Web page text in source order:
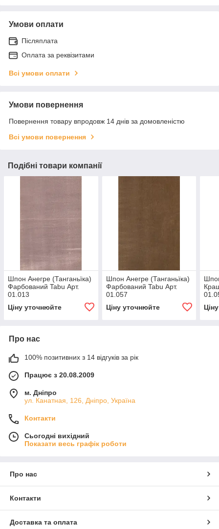
Умови оплати
Післяплата
Оплата за реквізитами
Всі умови оплати
Умови повернення
Повернення товару впродовж 14 днів за домовленістю
Всі умови повернення
Подібні товари компанії
Шпон Анегре (Танганьїка)
Фарбований Tabu Арт.
01.013
Ціну уточнюйте
Шпон Анегре (Танганьїка)
Фарбований Tabu Арт.
01.057
Ціну уточнюйте
Про нас
100% позитивних з 14 відгуків за рік
Працює з 20.08.2009
м. Дніпро
ул. Канатная, 126, Дніпро, Україна
Контакти
Сьогодні вихідний
Показати весь графік роботи
Про нас
Контакти
Доставка та оплата